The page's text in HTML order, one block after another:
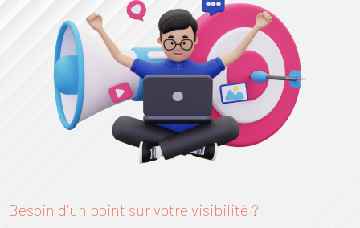
Besoin d'un point sur votre visibilité ?